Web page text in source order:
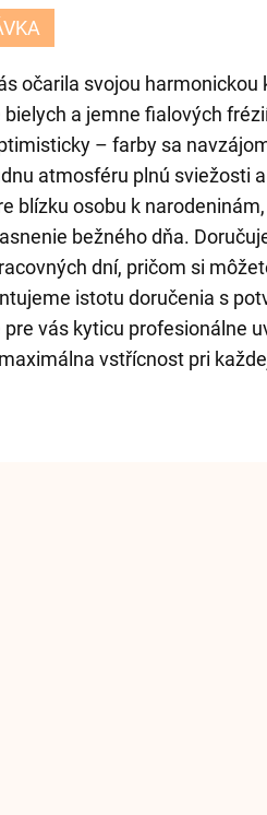
očarila svojou harmonickou
a jemne fialových
– farby sa
atmosféru plnú sviežosti
blízku osobu k
bežného dňa.
dní, pričom si
istotu doručenia s
vás kyticu profesionálne
vstřícnost pri